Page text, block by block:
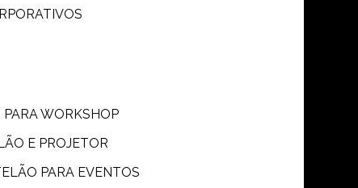
PARA WORKSHOP
E PROJETOR
PARA EVENTOS